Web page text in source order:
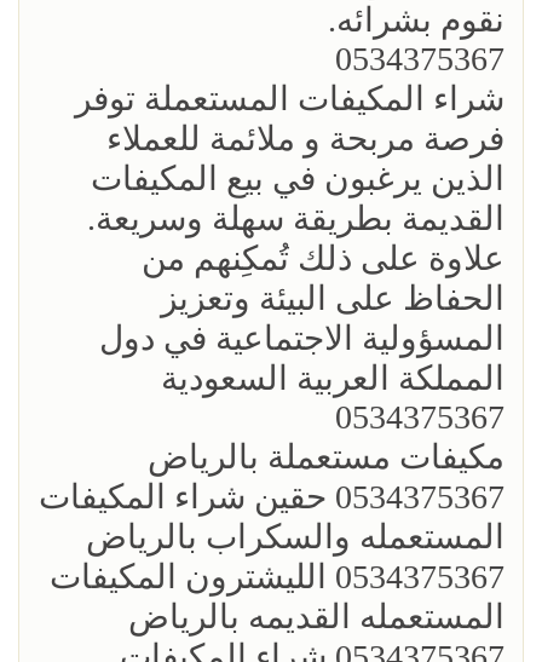
نقوم بشرائه.
0534375367
شراء المكيفات المستعملة توفر
فرصة مربحة و ملائمة للعملاء
الذين يرغبون في بيع المكيفات
القديمة بطريقة سهلة وسريعة.
علاوة على ذلك تُمكِنهم من
الحفاظ على البيئة وتعزيز
المسؤولية الاجتماعية في دول
المملكة العربية السعودية
0534375367
مكيفات مستعملة بالرياض
0534375367 حقين شراء المكيفات
المستعمله والسكراب بالرياض
0534375367 الليشترون المكيفات
المستعمله القديمه بالرياض